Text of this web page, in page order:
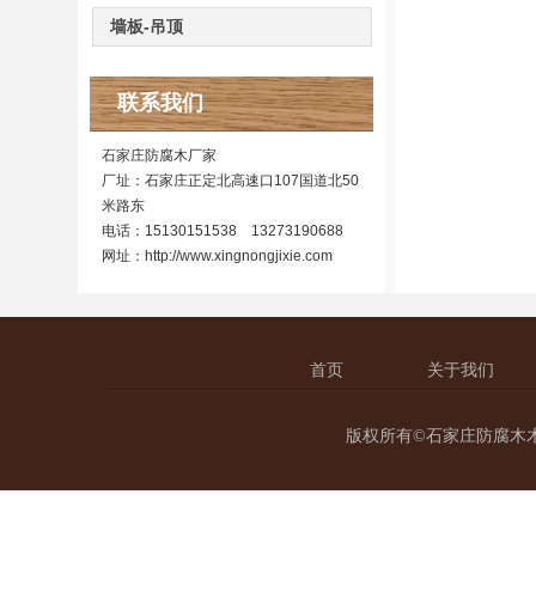
墙板-吊顶
联系我们
石家庄防腐木厂家
厂址：石家庄正定北高速口107国道北50
米路东
电话：15130151538 13273190688
网址： http://www.xingnongjixie.com
首页 关于我们
版权所有©石家庄防腐